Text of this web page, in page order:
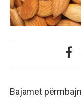
Bajamet